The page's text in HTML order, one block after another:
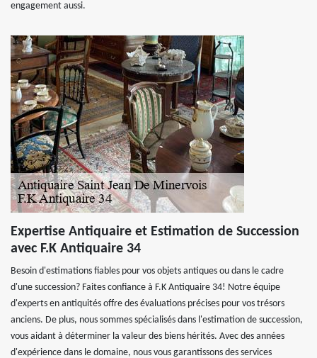
engagement aussi.
Expertise Antiquaire et Estimation de Succession
avec F.K Antiquaire 34
Besoin d'estimations fiables pour vos objets antiques ou dans le cadre
d'une succession? Faites confiance à F.K Antiquaire 34! Notre équipe
d'experts en antiquités offre des évaluations précises pour vos trésors
anciens. De plus, nous sommes spécialisés dans l'estimation de succession,
vous aidant à déterminer la valeur des biens hérités. Avec des années
d'expérience dans le domaine, nous vous garantissons des services